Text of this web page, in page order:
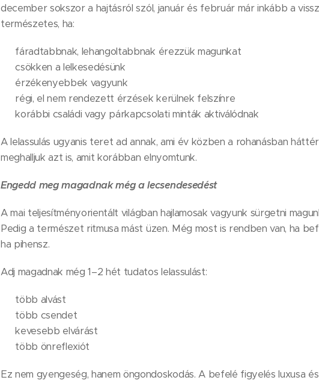
december sokszor a hajtásról szól, január és február már inkább a
természetes, ha:
❄️ fáradtabbnak, lehangoltabbnak érezzük magunkat
🌫️ csökken a lelkesedésünk
💧 érzékenyebbek vagyunk
🕯️ régi, el nem rendezett érzések kerülnek felszínre
🌿 korábbi családi vagy párkapcsolati minták aktiválódnak
A lelassulás ugyanis teret ad annak, ami év közben a rohanásban
meghalljuk azt is, amit korábban elnyomtunk.
Engedd meg magadnak még a lecsendesedést
A mai teljesítményorientált világban hajlamosak vagyunk sürgetni
Pedig a természet ritmusa mást üzen. Még most is rendben van, ha
ha pihensz.
Adj magadnak még 1–2 hét tudatos lelassulást:
🌙 több alvást
🤍 több csendet
🧘‍♀️ kevesebb elvárást
📖 több önreflexiót
Ez nem gyengeség, hanem öngondoskodás. A befelé figyelés luxusa